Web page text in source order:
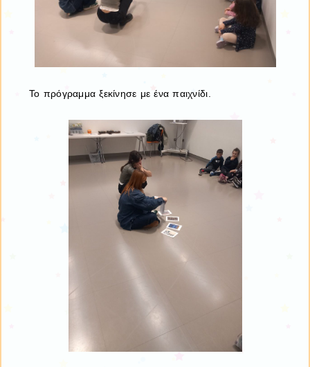
Το πρόγραμμα ξεκίνησε με ένα παιχνίδι.